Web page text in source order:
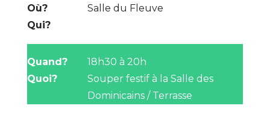
Salle du Fleuve
18h30 à 20h
Souper festif à la Salle des
Dominicains / Terrasse